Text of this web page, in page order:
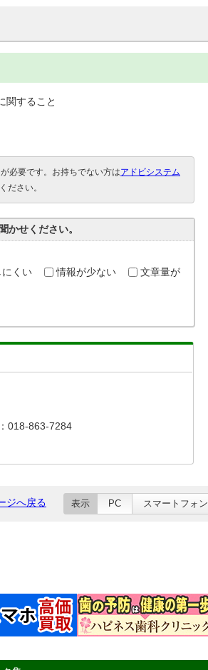
関すること
必要です。お持ちでない方はアドビシステム
ださい。
かせください。
くい 情報が少ない
文章量が
018-863-7284
ジへ戻る 表示 PC スマートフォン